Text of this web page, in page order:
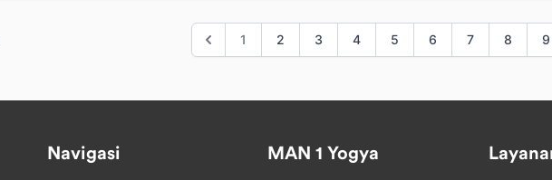
1 2 3 4 5 6 7 8 9
Navigasi MAN 1 Yogya